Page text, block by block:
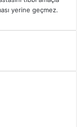
yerine geçmez.